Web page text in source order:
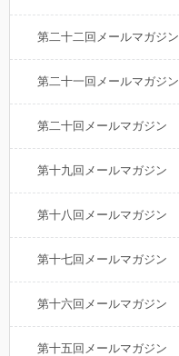
第二十二回メールマガジン
第二十一回メールマガジン
第二十回メールマガジン
第十九回メールマガジン
第十八回メールマガジン
第十七回メールマガジン
第十六回メールマガジン
第十五回メールマガジン